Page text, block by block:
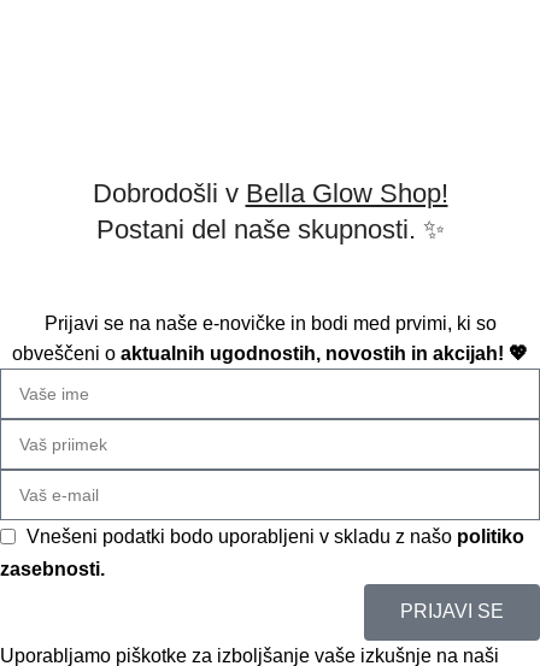
Dobrodošli v Bella Glow Shop!
Postani del naše skupnosti. ✨
Prijavi se na naše e-novičke in bodi med prvimi, ki so
obveščeni o aktualnih ugodnostih, novostih in akcijah! 💖
Vnešeni podatki bodo uporabljeni v skladu z našo politiko
zasebnosti.
PRIJAVI SE
Uporabljamo piškotke za izboljšanje vaše izkušnje na naši